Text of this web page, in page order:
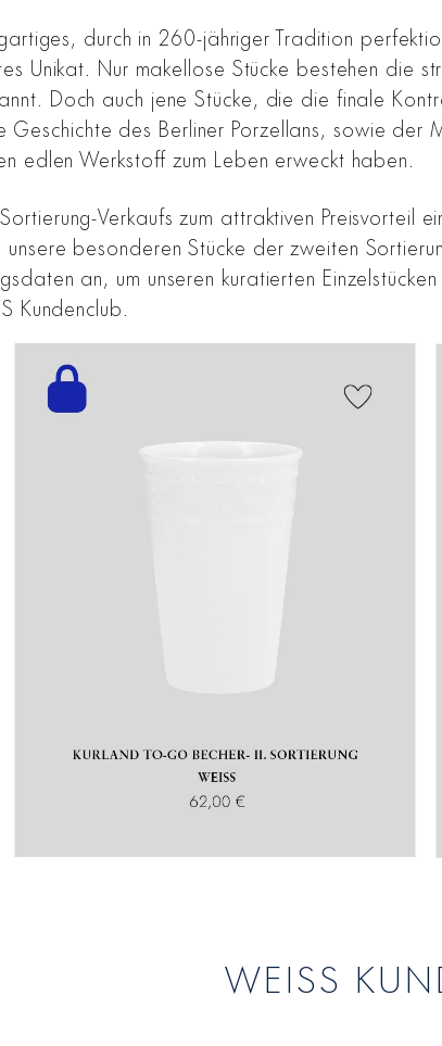
durch in 260-jähriger Tradition
Unikat. Nur makellose Stücke bestehen die
Doch auch jene Stücke, die die finale
des Berliner Porzellans, sowie der
edlen Werkstoff zum Leben erweckt haben.
Verkaufs zum attraktiven Preisvorteil
besonderen Stücke der zweiten
an, um unseren kuratierten
Kundenclub.
WEISS